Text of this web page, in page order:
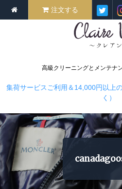
高級クリーニングとメンテナ
注文する
集荷サービスご利用＆14,000円以上
く）